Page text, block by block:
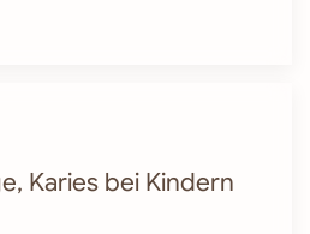
Karies bei Kindern